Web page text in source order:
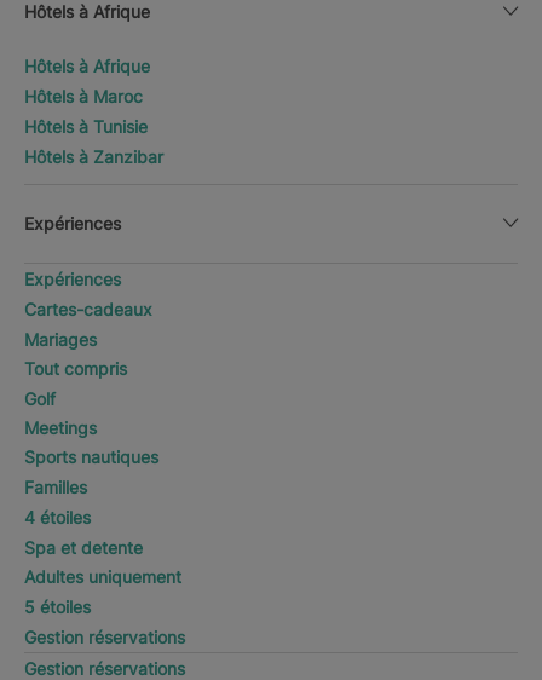
Hôtels à Afrique
Hôtels à Afrique
Hôtels à Maroc
Hôtels à Tunisie
Hôtels à Zanzibar
Expériences
Expériences
Cartes-cadeaux
Mariages
Tout compris
Golf
Meetings
Sports nautiques
Familles
4 étoiles
Spa et detente
Adultes uniquement
5 étoiles
Gestion réservations
Gestion réservations